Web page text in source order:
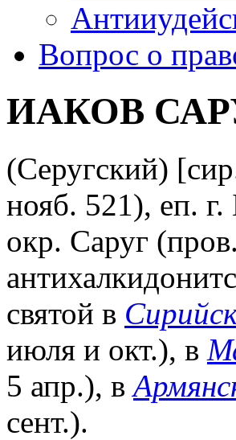
Вопрос о
ИАКОВ
(Серугский)
нояб. 521), еп.
окр. Саруг
святой в
июля и окт.), в
5 апр.), в
сент.).